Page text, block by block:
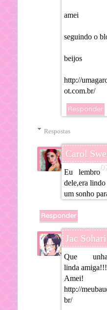
amei
seguindo o
beijos
http://
ot.com.br/
Responder
Respostas
Carol
Eu lembro
dele,era
um sonho
Responder
Jac Sohari
Que unha
linda amiga!!!
Amei!
http://
br/